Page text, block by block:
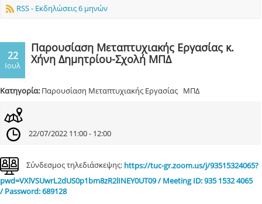
RSS - Εκδηλώσεις 6 μηνών
22
Ιουλ
Παρουσίαση Μεταπτυχιακής Εργασίας κ.
Χήνη Δημητρίου-Σχολή ΜΠΔ
Κατηγορία: Παρουσίαση Μεταπτυχιακής Εργασίας ΜΠΔ
22/07/2022 11:00 - 12:00
Σύνδεσμος τηλεδιάσκεψης: https://tuc-gr.zoom.us/j/93515324065?
pwd=VXlVSUwrL2dUS0p1bm8zR2lINEY0UT09 / Meeting ID: 935 1532 4065
/ Password: 689128